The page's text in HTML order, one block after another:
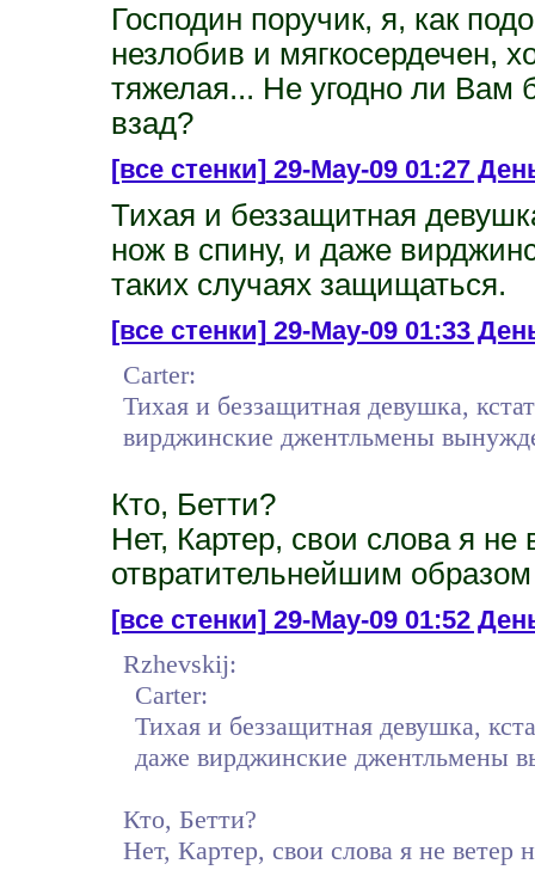
Господин поручик, я, как
незлобив и мягкосердечен,
тяжелая... Не угодно ли Вам
взад?
[все стенки]29-May-09 01:27
Тихая и беззащитная
нож в спину, и даже
таких случаях защищаться.
[все стенки]29-May-09 01:33
Carter:
Тихая и беззащитная девушка,
вирджинские джентльмены
Кто, Бетти?
Нет, Картер, свои слова я
отвратительнейшим
[все стенки]29-May-09 01:52
Rzhevskij:
Carter:
Тихая и беззащитная девушка,
даже вирджинские джентльмены
Кто, Бетти?
Нет, Картер, свои слова я не